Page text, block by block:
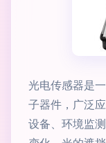
光电传感器是
子器件，广泛
设备、环境监